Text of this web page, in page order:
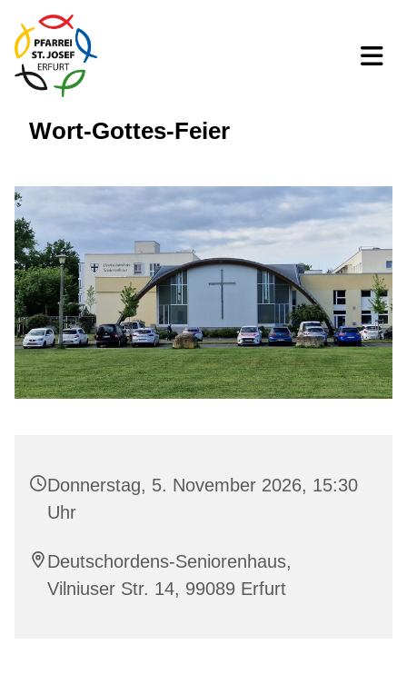
Wort-Gottes-Feier
Donnerstag, 5. November 2026, 15:30
Uhr
Deutschordens-Seniorenhaus,
Vilniuser Str. 14, 99089 Erfurt